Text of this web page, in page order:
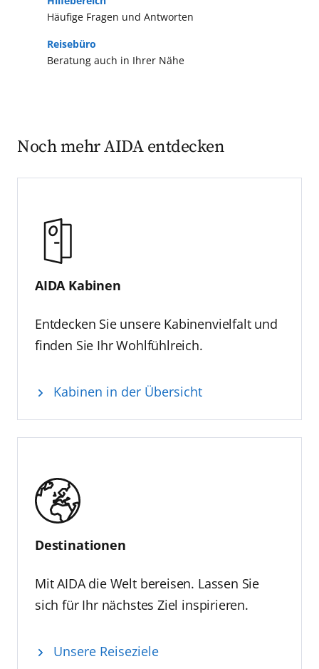
Häufige Fragen und Antworten
Beratung auch in Ihrer Nähe
Reisebüro
Noch mehr AIDA entdecken
AIDA Kabinen
Entdecken Sie unsere Kabinenvielfalt und
finden Sie Ihr Wohlfühlreich.
Kabinen in der Übersicht
Destinationen
Mit AIDA die Welt bereisen. Lassen Sie
sich für Ihr nächstes Ziel inspirieren.
Unsere Reiseziele